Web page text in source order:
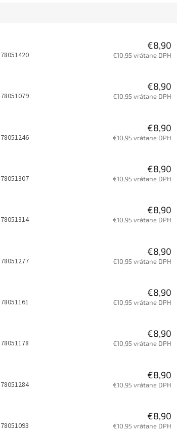
€8,90
€10,95 vrátane DPH
€8,90
€10,95 vrátane DPH
€8,90
€10,95 vrátane DPH
€8,90
€10,95 vrátane DPH
€8,90
€10,95 vrátane DPH
€8,90
€10,95 vrátane DPH
€8,90
€10,95 vrátane DPH
€8,90
€10,95 vrátane DPH
€8,90
€10,95 vrátane DPH
€8,90
€10,95 vrátane DPH